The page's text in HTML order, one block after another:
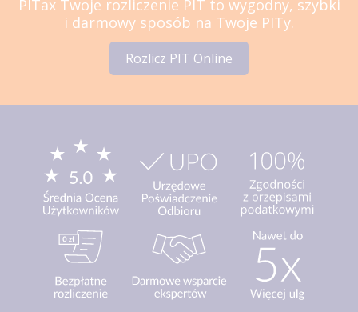
PITax Twoje rozliczenie PIT to wygodny, szybki
i darmowy sposób na Twoje PITy.
Rozlicz PIT Online